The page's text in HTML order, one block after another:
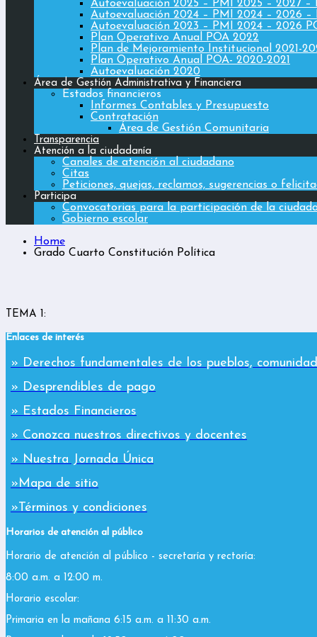
Autoevaluación 2025 – PMI 2025 – 2027 –
Autoevaluación 2024 – PMI 2024 – 2026 –
Autoevaluación 2023 – PMI 2024 – 2026
Plan Operativo Anual POA 2022
Plan de Mejoramiento Institucional 2021-
Plan Operativo Anual POA- 2020-2021
Autoevaluación 2020
Área de Gestión Administrativa y Financiera
Estados financieros
Informes Contables y Presupuesto
Contratación
Área de Gestión Comunitaria
Transparencia
Atención a la ciudadanía
Canales de atención al ciudadano
Citas
Peticiones, quejas, reclamos, sugerencias o
Participa
Convocatorias para la participación de la
Gobierno escolar
Home
Grado Cuarto Constitución Política
TEMA 1:
Enlaces de interés
» Derechos fundamentales de los pueblos,
» Desprendibles de pago
» Estados Financieros
» Conozca nuestros directivos y docentes
» Nuestra Jornada Única
»Mapa de sitio
»Términos y condiciones
Horarios de atención al público
Horario de atención al público - secretaría y rectoría:
8:00 a.m. a 12:00 m.
Horario escolar:
Primaria en la mañana 6:15 a.m. a 11:30 a.m.